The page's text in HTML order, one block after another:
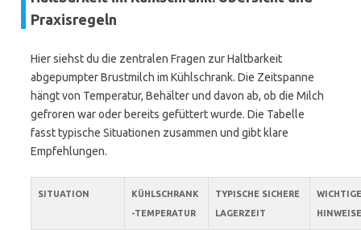
Praxisregeln
Hier siehst du die zentralen Fragen zur Haltbarkeit
abgepumpter Brustmilch im Kühlschrank. Die Zeitspanne
hängt von Temperatur, Behälter und davon ab, ob die Milch
gefroren war oder bereits gefüttert wurde. Die Tabelle
fasst typische Situationen zusammen und gibt klare
Empfehlungen.
SITUATION
KÜHLSCHRANK
-TEMPERATUR
TYPISCHE SICHERE
LAGERZEIT
WICHTIGE
HINWEISE